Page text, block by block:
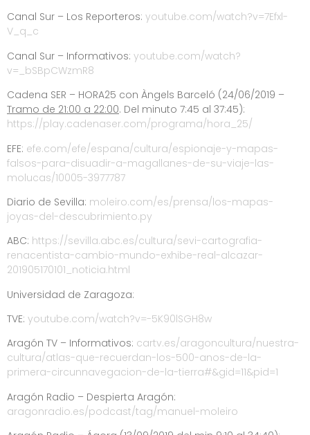
Canal Sur – Los Reporteros: youtube.com/watch?v=7Efxl-
V_q_c
Canal Sur – Informativos: youtube.com/watch?
v=_bSBpCWzmR8
Cadena SER – HORA25 con Àngels Barceló (24/06/2019 –
Tramo de 21:00 a 22:00. Del minuto 7:45 al 37:45):
https://play.cadenaser.com/programa/hora_25/
EFE: efe.com/efe/espana/cultura/espionaje-y-mapas-
falsos-para-disuadir-a-magallanes-de-su-viaje-las-
molucas/10005-3977787
Diario de Sevilla: moleiro.com/es/prensa/los-mapas-
joyas-del-descubrimiento.py
ABC: https://sevilla.abc.es/cultura/sevi-cartografia-
renacentista-cambio-mundo-exhibe-real-alcazar-
201905170101_noticia.html
Universidad de Zaragoza:
TVE: youtube.com/watch?v=-5K90lSGH8w
Aragón TV – Informativos: cartv.es/aragoncultura/nuestra-
cultura/atlas-que-recuerdan-los-500-anos-de-la-
primera-circunnavegacion-de-la-tierra#&gid=11&pid=1
Aragón Radio – Despierta Aragón:
aragonradio.es/podcast/tag/manuel-moleiro